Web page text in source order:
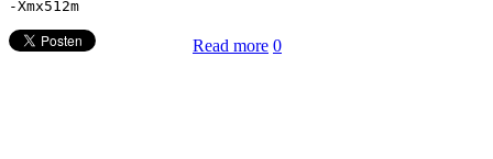
Read more 0